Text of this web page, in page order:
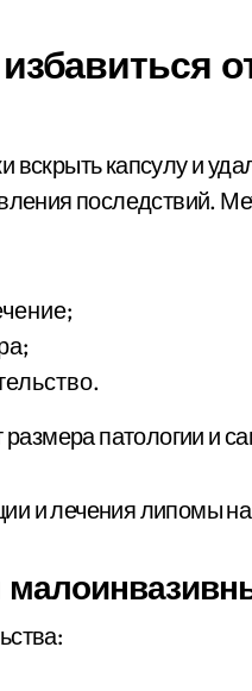
избавиться
вскрыть капсулу и
последствий.
патологии и